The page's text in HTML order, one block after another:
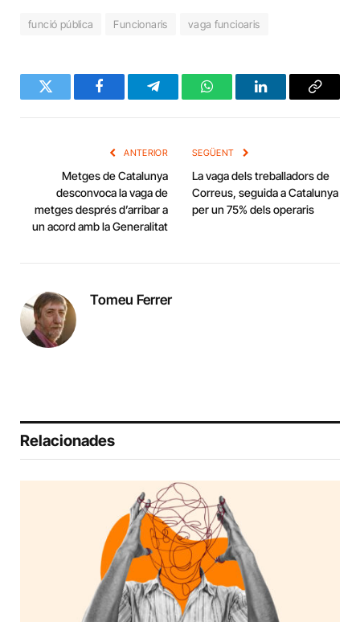
funció pública Funcionaris vaga funcioaris
Twitter FacebookTelegramWhatsAppLinkedInCopy
ANTERIOR
Metges de Catalunya
desconvoca la vaga de
metges després d’arribar a
un acord amb la Generalitat
SEGÜENT
La vaga dels treballadors de
Correus, seguida a Catalunya
per un 75% dels operaris
Tomeu Ferrer
Relacionades